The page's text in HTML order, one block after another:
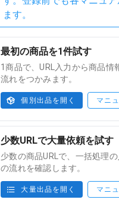
ます。
最初の商品を1件試す
1商品で、URL入力から商品情
流れをつかみます。
個別出品を開く マニ
少数URLで大量依頼を試す
少数の商品URLで、一括処理
の流れを確認します。
大量出品を開く マニ